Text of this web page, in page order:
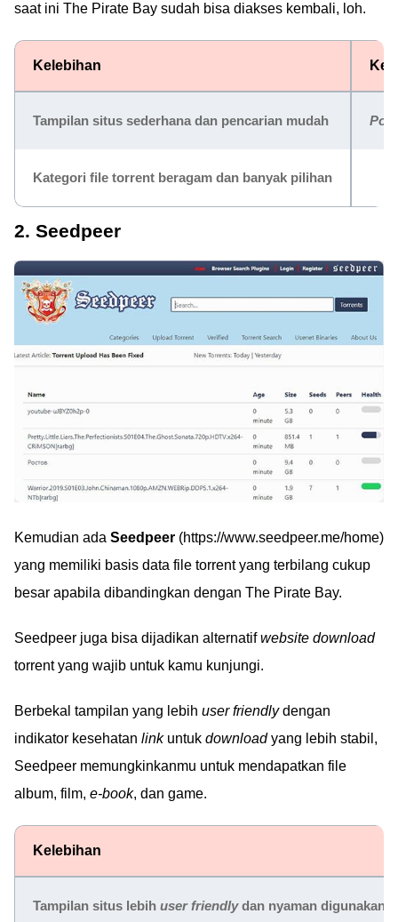
saat ini The Pirate Bay sudah bisa diakses kembali, loh.
Kelebihan
Tampilan situs sederhana dan pencarian mudah Pop
Kategori file torrent beragam dan banyak pilihan
2. Seedpeer
Kemudian ada Seedpeer (https://www.seedpeer.me/home)
yang memiliki basis data file torrent yang terbilang cukup
besar apabila dibandingkan dengan The Pirate Bay.
Seedpeer juga bisa dijadikan alternatifwebsite download
torrent yang wajib untuk kamu kunjungi.
Berbekal tampilan yang lebih user friendlydengan
indikator kesehatan linkuntuk downloadyang lebih stabil,
Seedpeer memungkinkanmu untuk mendapatkan file
album, film, e-book, dan game.
Kelebihan
Tampilan situs lebih user friendlydan nyaman digunakan